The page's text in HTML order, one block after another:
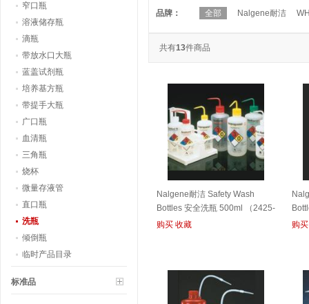
品牌： 全部 Nalgene耐洁
共有13件商品
Nalgene耐洁 Safety Wash
Bottles 安全洗瓶 500ml （2425-
0501）
购买 收藏
（
购买
窄口瓶
溶液储存瓶
滴瓶
带放水口大瓶
蓝盖试剂瓶
培养基方瓶
带提手大瓶
广口瓶
血清瓶
三角瓶
烧杯
微量存液管
直口瓶
洗瓶
倾倒瓶
临时产品目录
标准品